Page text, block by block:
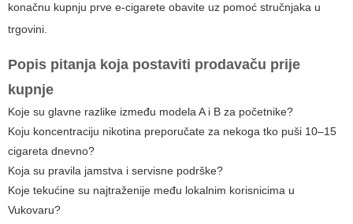
konačnu kupnju prve e-cigarete obavite uz pomoć stručnjaka u
trgovini.
Popis pitanja koja postaviti prodavaču prije
kupnje
Koje su glavne razlike između modela A i B za početnike?
Koju koncentraciju nikotina preporučate za nekoga tko puši 10–15
cigareta dnevno?
Koja su pravila jamstva i servisne podrške?
Koje tekućine su najtraženije među lokalnim korisnicima u
Vukovaru?